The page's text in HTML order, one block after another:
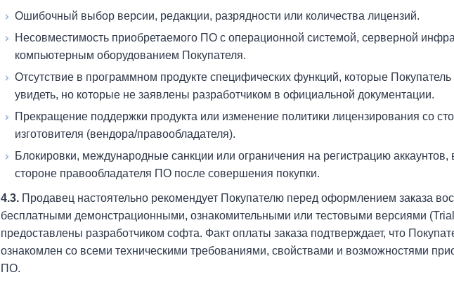
Ошибочный выбор версии, редакции, разрядности или количества лицензий.
Несовместимость приобретаемого ПО с операционной системой, серверной
компьютерным оборудованием Покупателя.
Отсутствие в программном продукте специфических функций, которые
увидеть, но которые не заявлены разработчиком в официальной документации.
Прекращение поддержки продукта или изменение политики лицензирования со
изготовителя (вендора/правообладателя).
Блокировки, международные санкции или ограничения на регистрацию аккаунтов,
стороне правообладателя ПО после совершения покупки.
4.3. Продавец настоятельно рекомендует Покупателю перед оформлением заказа
бесплатными демонстрационными, ознакомительными или тестовыми версиями
предоставлены разработчиком софта. Факт оплаты заказа подтверждает, что
ознакомлен со всеми техническими требованиями, свойствами и возможностями
ПО.